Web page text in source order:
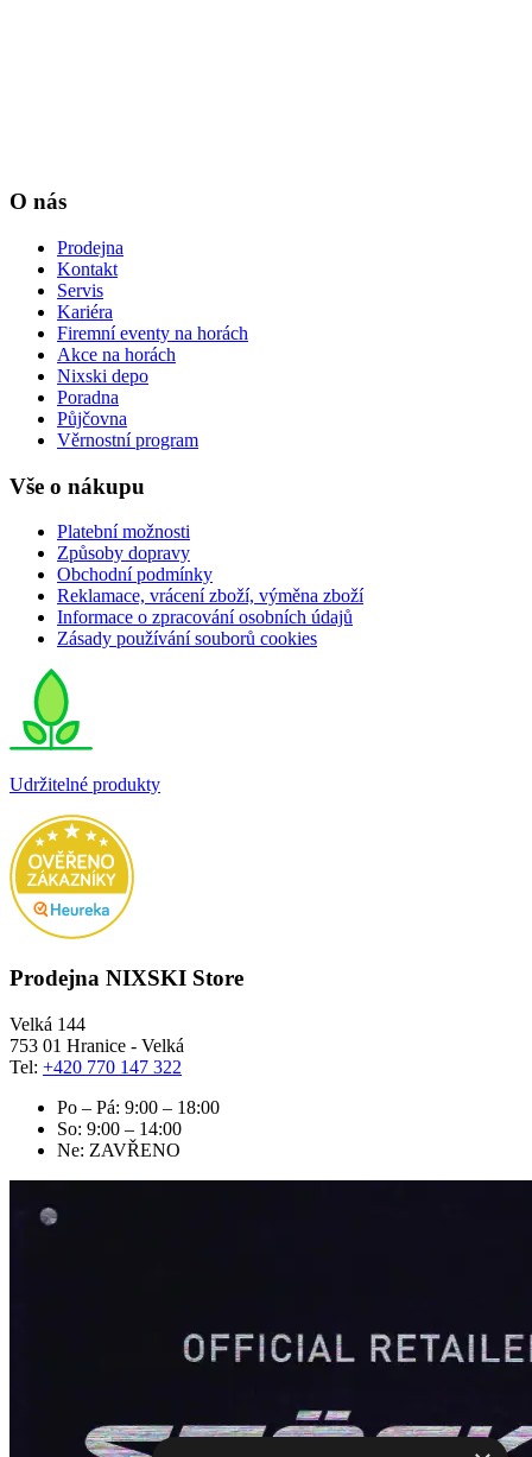
O nás
Prodejna
Kontakt
Servis
Kariéra
Firemní eventy na horách
Akce na horách
Nixski depo
Poradna
Půjčovna
Věrnostní program
Vše o nákupu
Platební možnosti
Způsoby dopravy
Obchodní podmínky
Reklamace, vrácení zboží, výměna zboží
Informace o zpracování osobních údajů
Zásady používání souborů cookies
Udržitelné produkty
Prodejna NIXSKI Store
Velká 144
753 01 Hranice - Velká
Tel: +420 770 147 322
Po – Pá: 9:00 – 18:00
So: 9:00 – 14:00
Ne: ZAVŘENO